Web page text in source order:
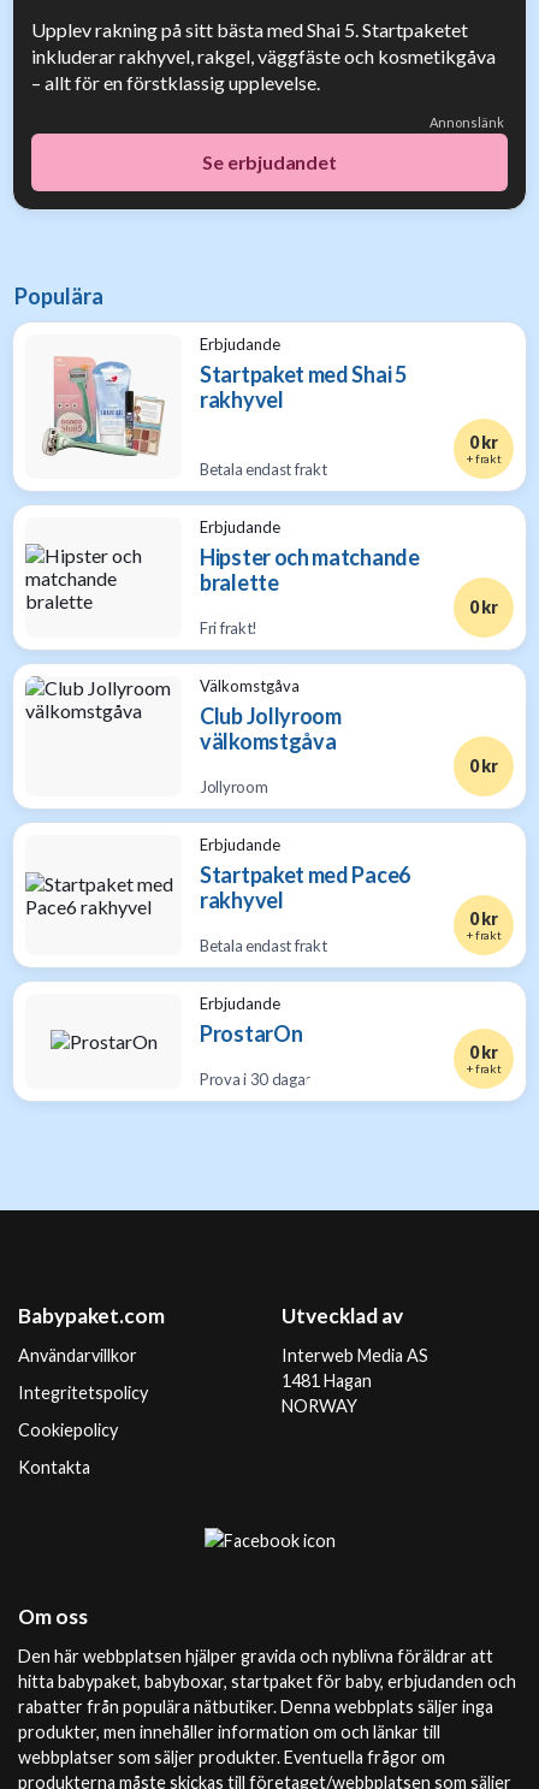
Upplev rakning på sitt bästa med Shai 5. Startpaketet
inkluderar rakhyvel, rakgel, väggfäste och kosmetikgåva
– allt för en förstklassig upplevelse.
Annonslänk
Se erbjudandet
Populära
Erbjudande
Startpaket med Shai 5
rakhyvel
Betala endast frakt
0 kr
+ frakt
Erbjudande
Hipster och matchande
bralette
Fri frakt!
0 kr
Välkomstgåva
Club Jollyroom
välkomstgåva
Jollyroom
0 kr
Erbjudande
Startpaket med Pace6
rakhyvel
Betala endast frakt
0 kr
+ frakt
Erbjudande
ProstarOn
Prova i 30 dagar
0 kr
+ frakt
Babypaket.com
Användarvillkor
Integritetspolicy
Cookiepolicy
Kontakta
Utvecklad av
Interweb Media AS
1481 Hagan
NORWAY
Om oss
Den här webbplatsen hjälper gravida och nyblivna föräldrar att
hitta babypaket, babyboxar, startpaket för baby, erbjudanden och
rabatter från populära nätbutiker. Denna webbplats säljer inga
produkter, men innehåller information om och länkar till
webbplatser som säljer produkter. Eventuella frågor om
produkterna måste skickas till företaget/webbplatsen som säljer